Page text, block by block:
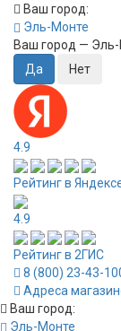
Ваш город:
Эль-Монте
Ваш город —
4.9
Рейтинг в
4.9
Рейтинг в 2ГИС
8 (800) 23-43-
Адреса
Ваш город:
Эль-Монте